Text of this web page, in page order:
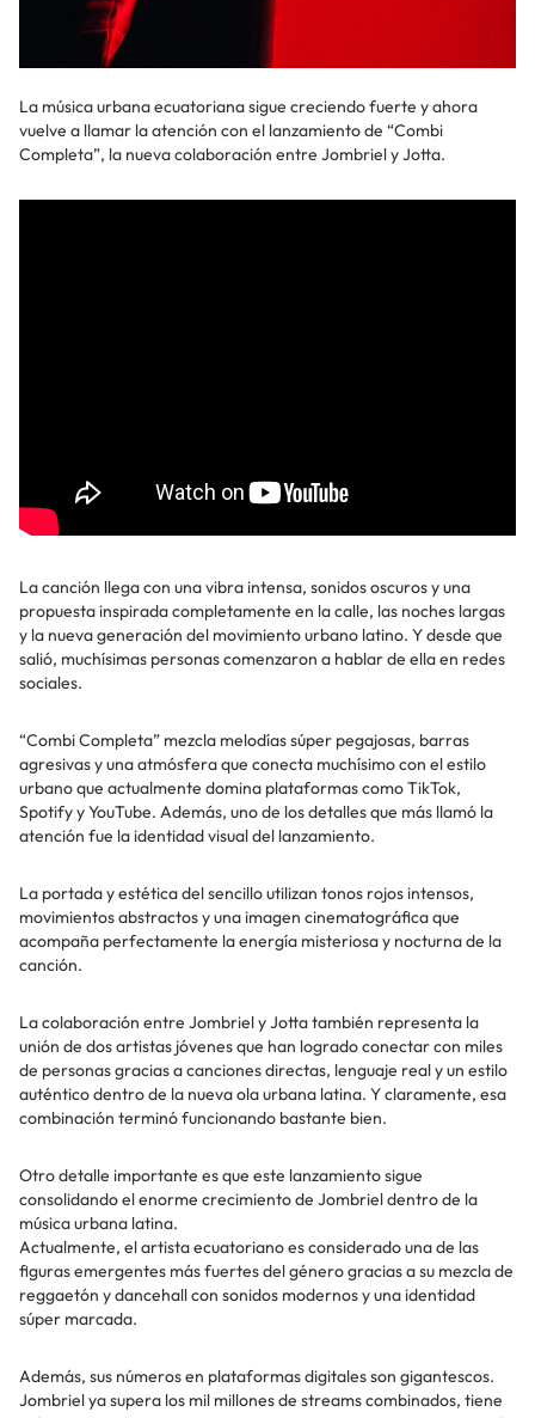
La música urbana ecuatoriana sigue creciendo fuerte y ahora
vuelve a llamar la atención con el lanzamiento de “Combi
Completa”, la nueva colaboración entre Jombriel y Jotta.
La canción llega con una vibra intensa, sonidos oscuros y una
propuesta inspirada completamente en la calle, las noches largas
y la nueva generación del movimiento urbano latino. Y desde que
salió, muchísimas personas comenzaron a hablar de ella en redes
sociales.
“Combi Completa” mezcla melodías súper pegajosas, barras
agresivas y una atmósfera que conecta muchísimo con el estilo
urbano que actualmente domina plataformas como TikTok,
Spotify y YouTube. Además, uno de los detalles que más llamó la
atención fue la identidad visual del lanzamiento.
La portada y estética del sencillo utilizan tonos rojos intensos,
movimientos abstractos y una imagen cinematográfica que
acompaña perfectamente la energía misteriosa y nocturna de la
canción.
La colaboración entre Jombriel y Jotta también representa la
unión de dos artistas jóvenes que han logrado conectar con miles
de personas gracias a canciones directas, lenguaje real y un estilo
auténtico dentro de la nueva ola urbana latina. Y claramente, esa
combinación terminó funcionando bastante bien.
Otro detalle importante es que este lanzamiento sigue
consolidando el enorme crecimiento de Jombriel dentro de la
música urbana latina.
Actualmente, el artista ecuatoriano es considerado una de las
figuras emergentes más fuertes del género gracias a su mezcla de
reggaetón y dancehall con sonidos modernos y una identidad
súper marcada.
Además, sus números en plataformas digitales son gigantescos.
Jombriel ya supera los mil millones de streams combinados, tiene